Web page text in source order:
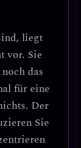
liegt
vor. Sie
das
für eine
Der
Sie